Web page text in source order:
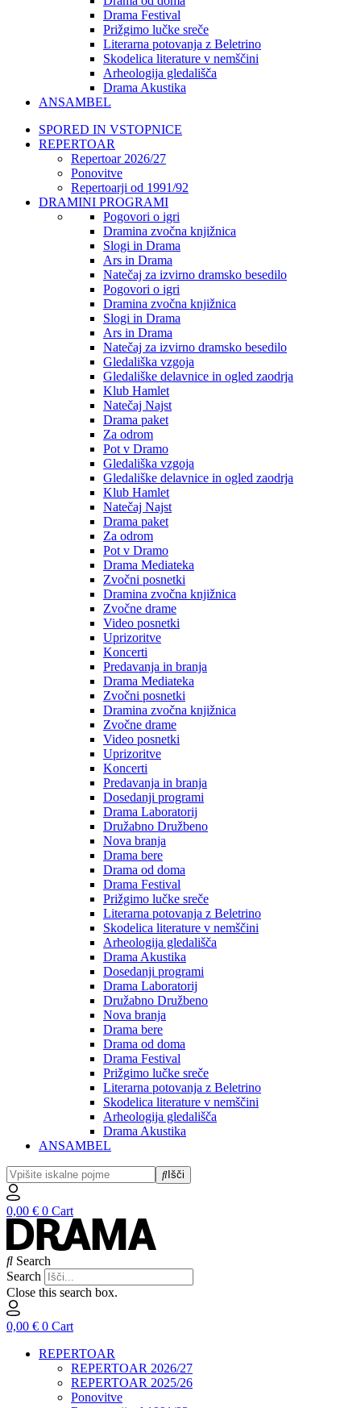
Drama Festival
Prižgimo lučke sreče
Literarna potovanja z Beletrino
Skodelica literature v nemščini
Arheologija gledališča
Drama Akustika
ANSAMBEL
SPORED IN VSTOPNICE
REPERTOAR
Repertoar 2026/27
Ponovitve
Repertoarji od 1991/92
DRAMINI PROGRAMI
Pogovori o igri
Dramina zvočna knjižnica
Slogi in Drama
Ars in Drama
Natečaj za izvirno dramsko besedilo
Pogovori o igri
Dramina zvočna knjižnica
Slogi in Drama
Ars in Drama
Natečaj za izvirno dramsko besedilo
Gledališka vzgoja
Gledališke delavnice in ogled zaodrja
Klub Hamlet
Natečaj Najst
Drama paket
Za odrom
Pot v Dramo
Gledališka vzgoja
Gledališke delavnice in ogled zaodrja
Klub Hamlet
Natečaj Najst
Drama paket
Za odrom
Pot v Dramo
Drama Mediateka
Zvočni posnetki
Dramina zvočna knjižnica
Zvočne drame
Video posnetki
Uprizoritve
Koncerti
Predavanja in branja
Drama Mediateka
Zvočni posnetki
Dramina zvočna knjižnica
Zvočne drame
Video posnetki
Uprizoritve
Koncerti
Predavanja in branja
Dosedanji programi
Drama Laboratorij
Družabno Družbeno
Nova branja
Drama bere
Drama od doma
Drama Festival
Prižgimo lučke sreče
Literarna potovanja z Beletrino
Skodelica literature v nemščini
Arheologija gledališča
Drama Akustika
Dosedanji programi
Drama Laboratorij
Družabno Družbeno
Nova branja
Drama bere
Drama od doma
Drama Festival
Prižgimo lučke sreče
Literarna potovanja z Beletrino
Skodelica literature v nemščini
Arheologija gledališča
Drama Akustika
ANSAMBEL
Išči
0,00 € 0 Cart
Search
Search
Close this search box.
0,00 € 0 Cart
REPERTOAR
REPERTOAR 2026/27
REPERTOAR 2025/26
Ponovitve